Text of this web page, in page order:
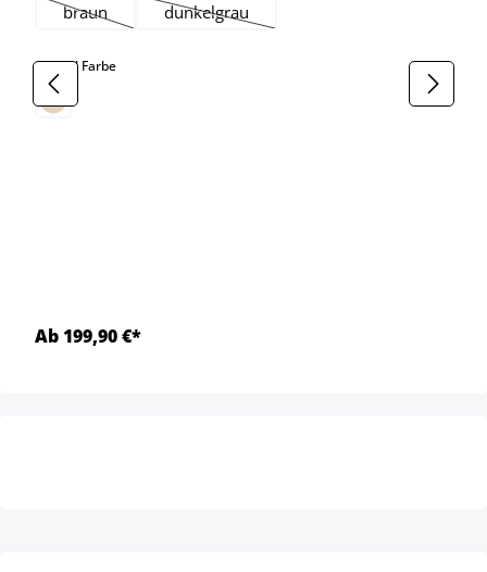
braun
(Diese Option ist zurzeit nicht verfügbar.)
dunkelgrau
(Diese Option ist zurzeit nicht verfügbar.)
Gestell Farbeauswählen
Ab 199,90 €*